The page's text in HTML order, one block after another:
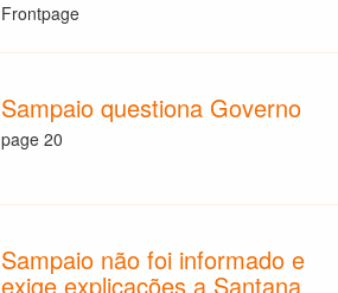
Frontpage
Sampaio questiona Governo
page 20
Sampaio não foi informado e
exige explicações a Santana